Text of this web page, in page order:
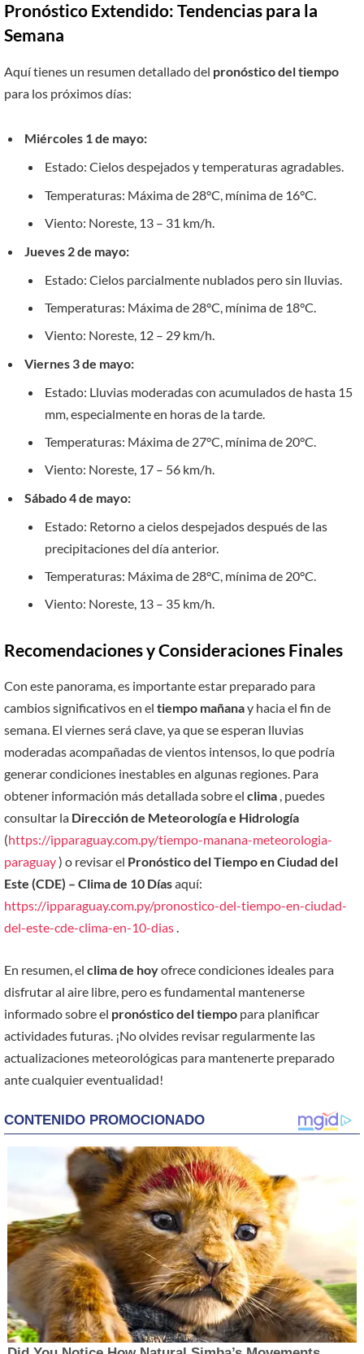
Pronóstico Extendido: Tendencias para la
Semana
Aquí tienes un resumen detallado del pronóstico del tiempo
para los próximos días:
Miércoles 1 de mayo:
Estado: Cielos despejados y temperaturas agradables.
Temperaturas: Máxima de 28°C, mínima de 16°C.
Viento: Noreste, 13 – 31 km/h.
Jueves 2 de mayo:
Estado: Cielos parcialmente nublados pero sin lluvias.
Temperaturas: Máxima de 28°C, mínima de 18°C.
Viento: Noreste, 12 – 29 km/h.
Viernes 3 de mayo:
Estado: Lluvias moderadas con acumulados de hasta 15
mm, especialmente en horas de la tarde.
Temperaturas: Máxima de 27°C, mínima de 20°C.
Viento: Noreste, 17 – 56 km/h.
Sábado 4 de mayo:
Estado: Retorno a cielos despejados después de las
precipitaciones del día anterior.
Temperaturas: Máxima de 28°C, mínima de 20°C.
Viento: Noreste, 13 – 35 km/h.
Recomendaciones y Consideraciones Finales
Con este panorama, es importante estar preparado para
cambios significativos en el tiempo mañanay hacia el fin de
semana. El viernes será clave, ya que se esperan lluvias
moderadas acompañadas de vientos intensos, lo que podría
generar condiciones inestables en algunas regiones. Para
obtener información más detallada sobre el clima , puedes
consultar la Dirección de Meteorología e Hidrología
(https://ipparaguay.com.py/tiempo-manana-meteorologia-
paraguay) o revisar el Pronóstico del Tiempo en Ciudad del
Este (CDE) – Clima de 10 Díasaquí:
https://ipparaguay.com.py/pronostico-del-tiempo-en-ciudad-
del-este-cde-clima-en-10-dias.
En resumen, el clima de hoyofrece condiciones ideales para
disfrutar al aire libre, pero es fundamental mantenerse
informado sobre el pronóstico del tiempo para planificar
actividades futuras. ¡No olvides revisar regularmente las
actualizaciones meteorológicas para mantenerte preparado
ante cualquier eventualidad!